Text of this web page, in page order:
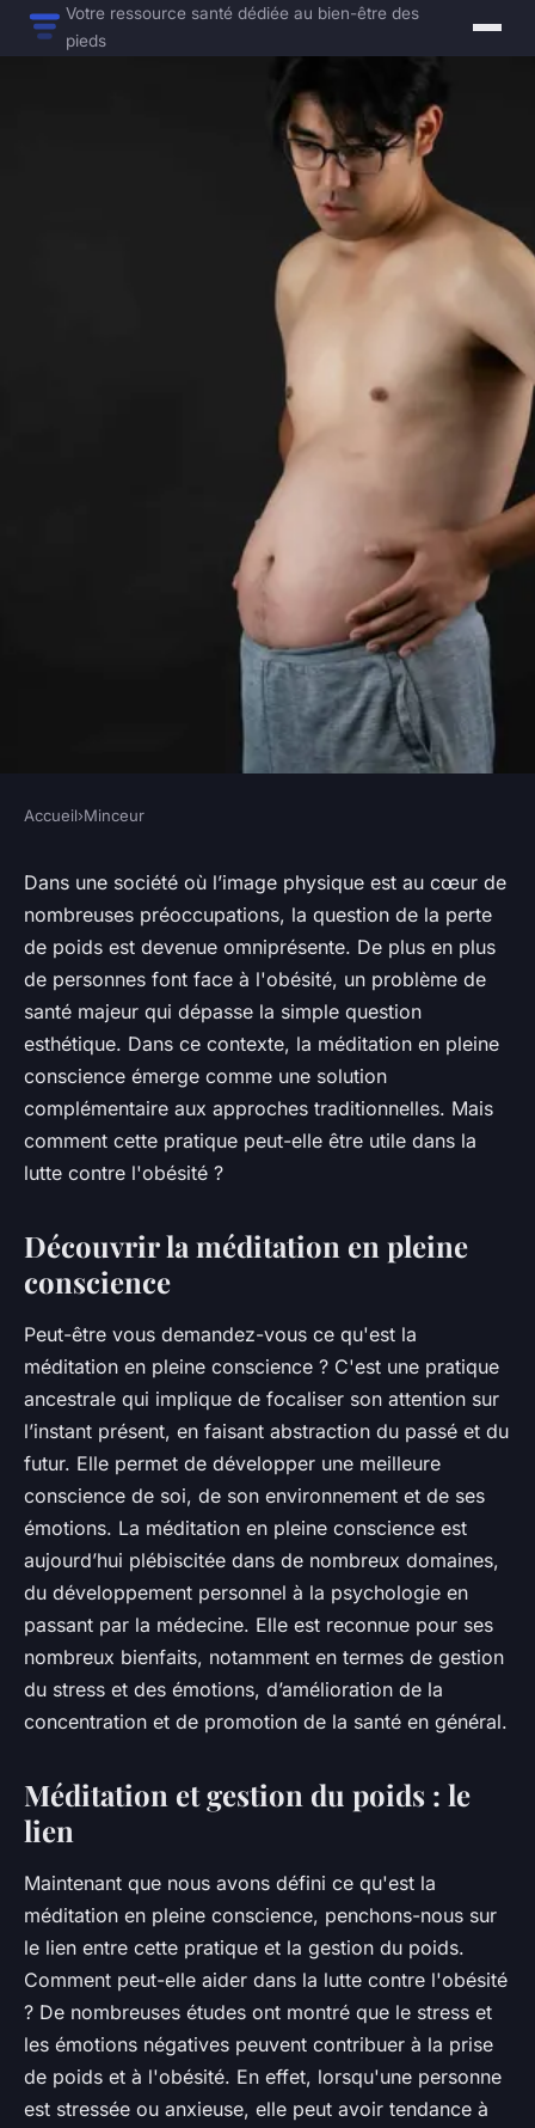
Votre ressource santé dédiée au bien-être des
pieds
Comment la pleine conscience
peut-elle aider dans la lutte
contre l'obésité ?
Antonin•18 mai 2024•7 min de lecture
Accueil›Minceur
Dans une société où l’image physique est au cœur de
nombreuses préoccupations, la question de la perte
de poids est devenue omniprésente. De plus en plus
de personnes font face à l'obésité, un problème de
santé majeur qui dépasse la simple question
esthétique. Dans ce contexte, la méditation en pleine
conscience émerge comme une solution
complémentaire aux approches traditionnelles. Mais
comment cette pratique peut-elle être utile dans la
lutte contre l'obésité ?
Découvrir la méditation en pleine
conscience
Peut-être vous demandez-vous ce qu'est la
méditation en pleine conscience ? C'est une pratique
ancestrale qui implique de focaliser son attention sur
l’instant présent, en faisant abstraction du passé et du
futur. Elle permet de développer une meilleure
conscience de soi, de son environnement et de ses
émotions. La méditation en pleine conscience est
aujourd’hui plébiscitée dans de nombreux domaines,
du développement personnel à la psychologie en
passant par la médecine. Elle est reconnue pour ses
nombreux bienfaits, notamment en termes de gestion
du stress et des émotions, d’amélioration de la
concentration et de promotion de la santé en général.
Méditation et gestion du poids : le
lien
Maintenant que nous avons défini ce qu'est la
méditation en pleine conscience, penchons-nous sur
le lien entre cette pratique et la gestion du poids.
Comment peut-elle aider dans la lutte contre l'obésité
? De nombreuses études ont montré que le stress et
les émotions négatives peuvent contribuer à la prise
de poids et à l'obésité. En effet, lorsqu'une personne
est stressée ou anxieuse, elle peut avoir tendance à